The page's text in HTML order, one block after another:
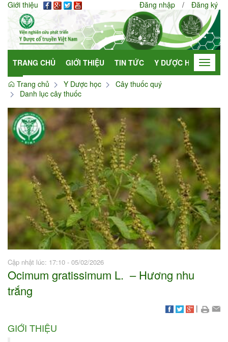
Giới thiệu Đăng nhập / Đăng ký
TRANG CHỦ GIỚI THIỆU TIN TỨC Y DƯỢC HỌC Toggle
Trang chủ
Y Dược học
Cây thuốc quý
Danh lục cây thuốc
Cập nhật lúc: 17:10 - 05/02/2026
Ocimum gratissimum L. – Hương nhu
trắng
|
GIỚI THIỆU